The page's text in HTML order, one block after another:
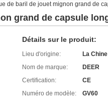
de baril de jouet mignon grand de
grand de capsule
Détails sur le produit:
Lieu d'origine:
La Chine
Nom de marque:
DEER
Certification:
CE
Numéro de modèle:
GV60